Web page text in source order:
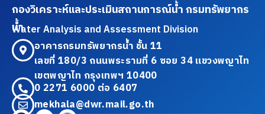
กองวิเคราะห์และประเมินสถานการณ์น้ำ กรมทรัพยากร
น้ำ
Water Analysis and Assessment Division
อาคารกรมทรัพยากรน้ำ ชั้น 11
เลขที่ 180/3 ถนนพระรามที่ 6 ซอย 34 แขวงพญาไท
เขตพญาไท กรุงเทพฯ 10400
0 2271 6000 ต่อ 6407
mekhala@dwr.mail.go.th